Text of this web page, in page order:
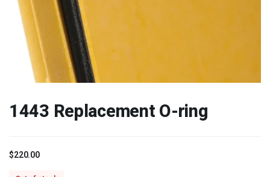
1443 Replacement O-ring
$220.00